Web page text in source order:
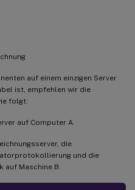
auf einem einzigen Server
ist, empfehlen wir die
folgt:
auf Computer A.
die
und die
auf Maschine B.